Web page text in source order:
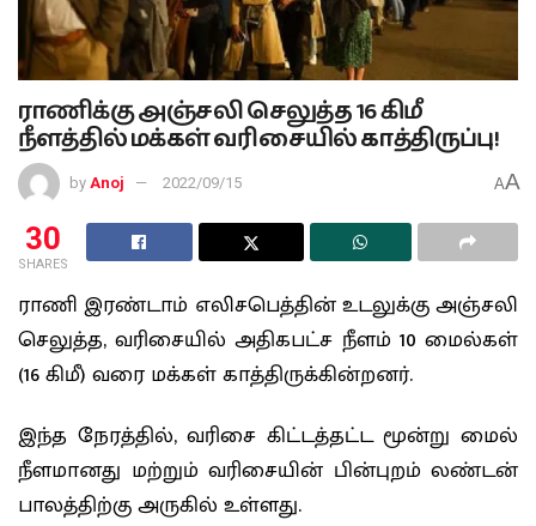
ராணிக்கு அஞ்சலி செலுத்த 16 கிமீ
நீளத்தில் மக்கள் வரிசையில் காத்திருப்பு!
by Anoj 2022/09/15 AA
30
SHARES
ராணி இரண்டாம் எலிசபெத்தின் உடலுக்கு அஞ்சலி
செலுத்த, வரிசையில் அதிகபட்ச நீளம் 10 மைல்கள்
(16 கிமீ) வரை மக்கள் காத்திருக்கின்றனர்.
இந்த நேரத்தில், வரிசை கிட்டத்தட்ட மூன்று மைல்
நீளமானது மற்றும் வரிசையின் பின்புறம் லண்டன்
பாலத்திற்கு அருகில் உள்ளது.